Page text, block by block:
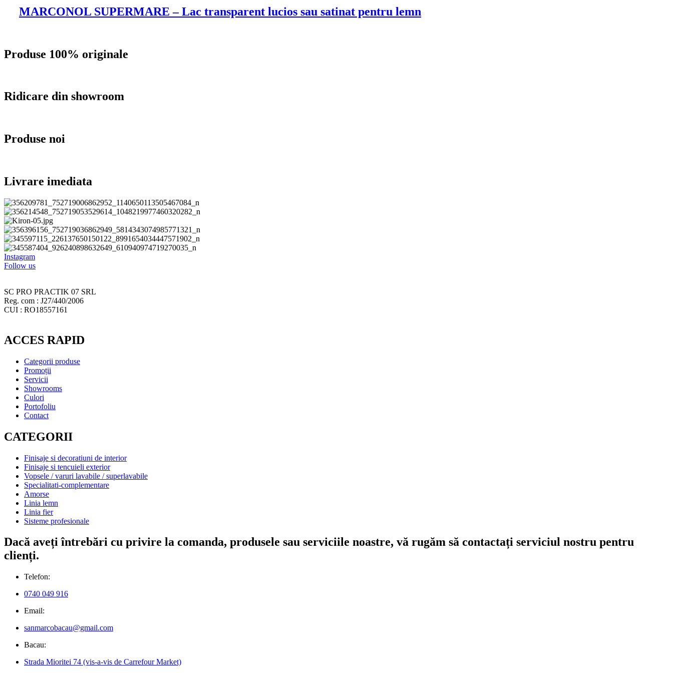
MARCONOL SUPERMARE – Lac transparent lucios sau satinat pentru lemn
Produse 100% originale
Ridicare din showroom
Produse noi
Livrare imediata
Instagram
Follow us
SC PRO PRACTIK 07 SRL
Reg. com : J27/440/2006
CUI : RO18557161
ACCES RAPID
Categorii produse
Promoții
Servicii
Showrooms
Culori
Portofoliu
Contact
CATEGORII
Finisaje si decoratiuni de interior
Finisaje si tencuieli exterior
Vopsele / varuri lavabile / superlavabile
Specialitati-complementare
Amorse
Linia lemn
Linia fier
Sisteme profesionale
Dacă aveți întrebări cu privire la comanda, produsele sau serviciile noastre, vă rugăm să contactați serviciul nostru pentru
clienți.
Telefon:
0740 049 916
Email:
sanmarcobacau@gmail.com
Bacau:
Strada Mioritei 74 (vis-a-vis de Carrefour Market)